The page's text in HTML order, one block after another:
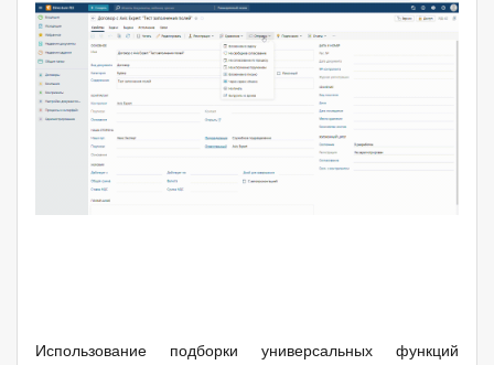
Использование подборки универсальных функций